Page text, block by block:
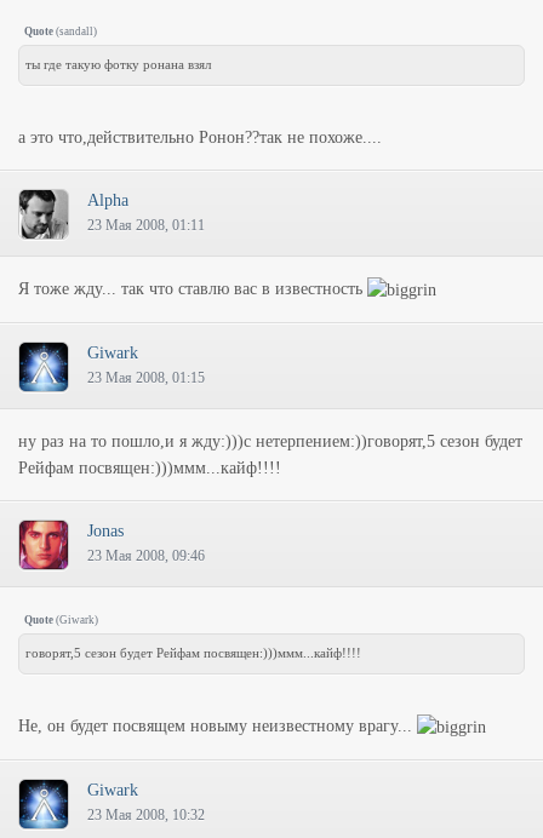
Quote (sandall)
ты где такую фотку ронана взял
а это что,действительно Ронон??так не похоже....
Alpha
23 Мая 2008, 01:11
Я тоже жду... так что ставлю вас в известность
Giwark
23 Мая 2008, 01:15
ну раз на то пошло,и я жду:)))с нетерпением:))говорят,5 сезон будет
Рейфам посвящен:)))ммм...кайф!!!!
Jonas
23 Мая 2008, 09:46
Quote (Giwark)
говорят,5 сезон будет Рейфам посвящен:)))ммм...кайф!!!!
Не, он будет посвящем новыму неизвестному врагу...
Giwark
23 Мая 2008, 10:32